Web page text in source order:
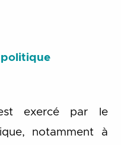
exercé par le
notamment à